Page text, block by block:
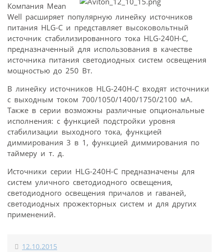
Компания Mean
Well расширяет популярную линейку источников
питания HLG-С и представляет высоковольтный
источник стабилизированного тока HLG-240H-C,
предназначенный для использования в качестве
источника питания светодиодных систем освещения
мощностью до 250 Вт.
В линейку источников HLG-240H-C входят источники
с выходным током 700/1050/1400/1750/2100 мА.
Также в серии возможны различные опциональные
исполнения: с функцией подстройки уровня
стабилизации выходного тока, функцией
диммирования 3 в 1, функцией диммирования по
таймеру и т. д.
Источники серии HLG-240H-C предназначены для
систем уличного светодиодного освещения,
светодиодного освещения причалов и гаваней,
светодиодных прожекторных систем и для других
применений.
12.10.2015